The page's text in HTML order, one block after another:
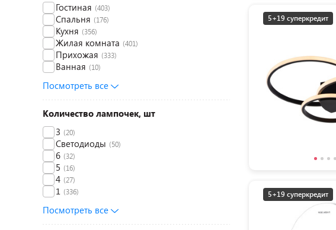
Гостиная (403)
Спальня (176)
Кухня (356)
Жилая комната (401)
Прихожая (333)
Ванная (10)
Посмотреть все
Количество лампочек, шт
3 (20)
Светодиоды (50)
6 (32)
5 (16)
4 (27)
1 (336)
Посмотреть все
5+19 суперкредит
5+19 суперкредит